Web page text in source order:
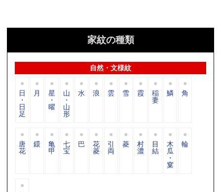
家紋の種類
自然・文様紋
日
・
日
足
月 星
・
曜
山
・
山
形
水 浪 雲 雪 霞 稲
妻
鱗 角
唐
花
鐶 亀
甲
七
宝
巴 花
菱
引
両
菱 村
濃
目
結
木
瓜
・
窠
輪